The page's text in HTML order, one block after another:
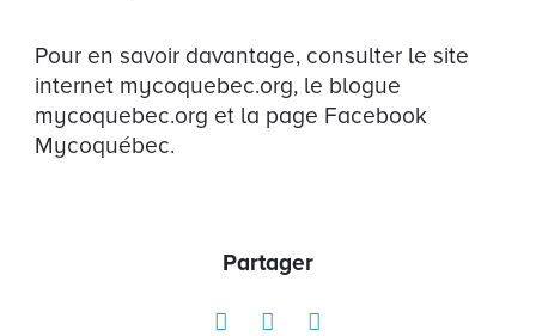
Pour en savoir davantage, consulter le site
internet mycoquebec.org, le blogue
mycoquebec.org et la page Facebook
Mycoquébec.
Partager